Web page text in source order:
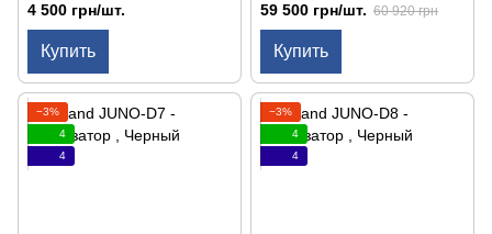
4 500 грн/шт.
Купить
59 500 грн/шт. 60 920 грн
Купить
−3%
4
4
−3%
4
4